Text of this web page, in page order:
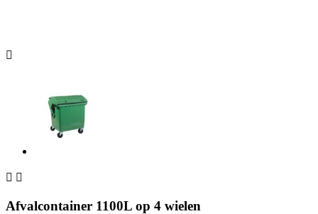

 
Afvalcontainer 1100L op 4 wielen